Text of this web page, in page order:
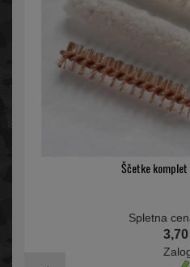
Ščetke
Spletna